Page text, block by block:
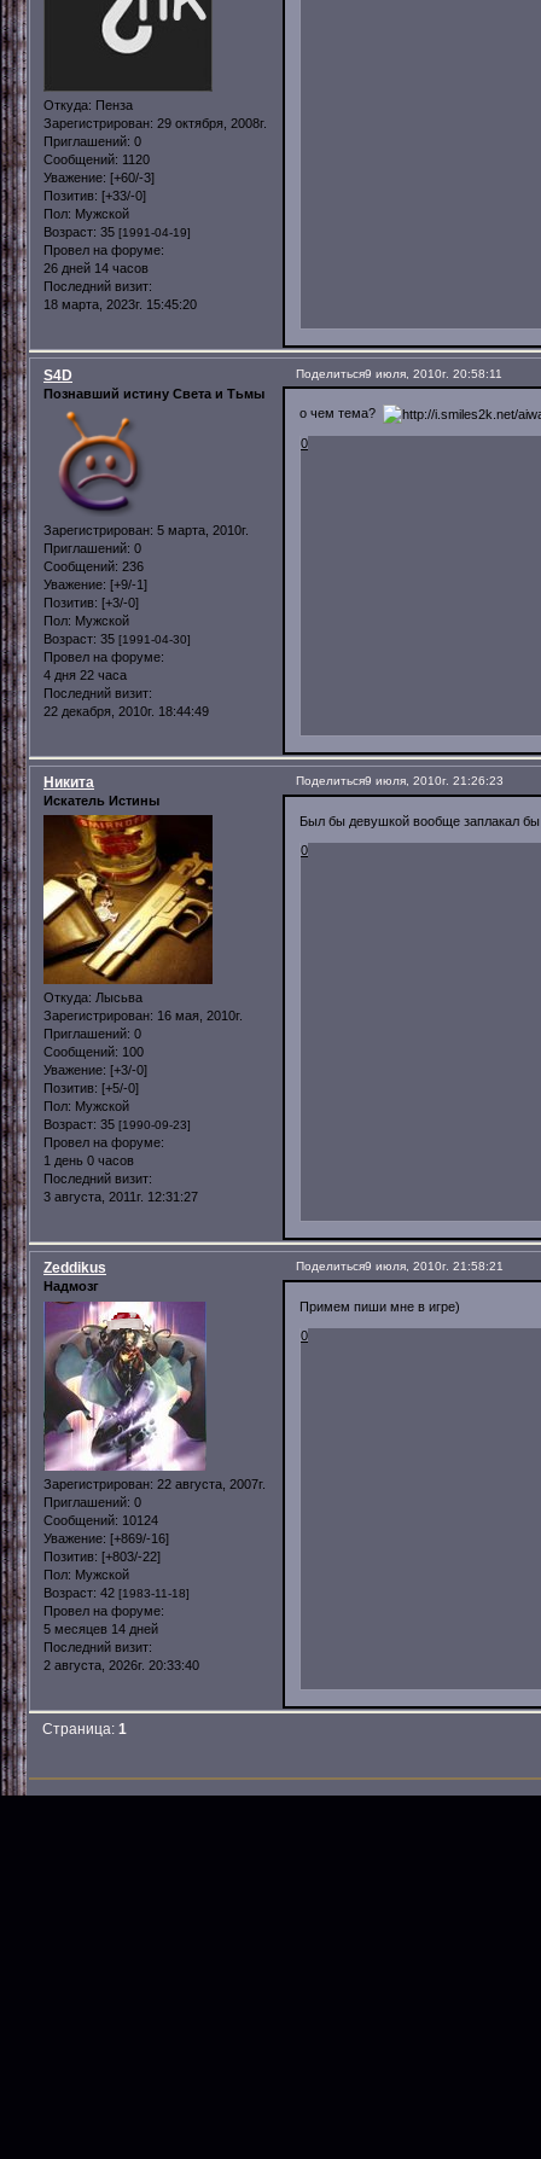
Откуда: Пенза
Зарегистрирован: 29 октября, 2008г.
Приглашений: 0
Сообщений: 1120
Уважение: [+60/-3]
Позитив: [+33/-0]
Пол: Мужской
Возраст: 35 [1991-04-19]
Провел на форуме:
26 дней 14 часов
Последний визит:
18 марта, 2023г. 15:45:20
Поделиться9 июля, 2010г. 20:58:11
S4D
Познавший истину Света и Тьмы
Зарегистрирован: 5 марта, 2010г.
Приглашений: 0
Сообщений: 236
Уважение: [+9/-1]
Позитив: [+3/-0]
Пол: Мужской
Возраст: 35 [1991-04-30]
Провел на форуме:
4 дня 22 часа
Последний визит:
22 декабря, 2010г. 18:44:49
о чем тема?
0
Поделиться9 июля, 2010г. 21:26:23
Никита
Искатель Истины
Откуда: Лысьва
Зарегистрирован: 16 мая, 2010г.
Приглашений: 0
Сообщений: 100
Уважение: [+3/-0]
Позитив: [+5/-0]
Пол: Мужской
Возраст: 35 [1990-09-23]
Провел на форуме:
1 день 0 часов
Последний визит:
3 августа, 2011г. 12:31:27
Был бы девушкой вообще заплакал бы
0
Поделиться9 июля, 2010г. 21:58:21
Zeddikus
Надмозг
Зарегистрирован: 22 августа, 2007г.
Приглашений: 0
Сообщений: 10124
Уважение: [+869/-16]
Позитив: [+803/-22]
Пол: Мужской
Возраст: 42 [1983-11-18]
Провел на форуме:
5 месяцев 14 дней
Последний визит:
2 августа, 2026г. 20:33:40
Примем пиши мне в игре)
0
Страница:1